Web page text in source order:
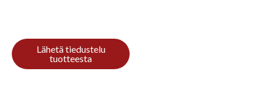
Kirjoita ensimmäinen arvio